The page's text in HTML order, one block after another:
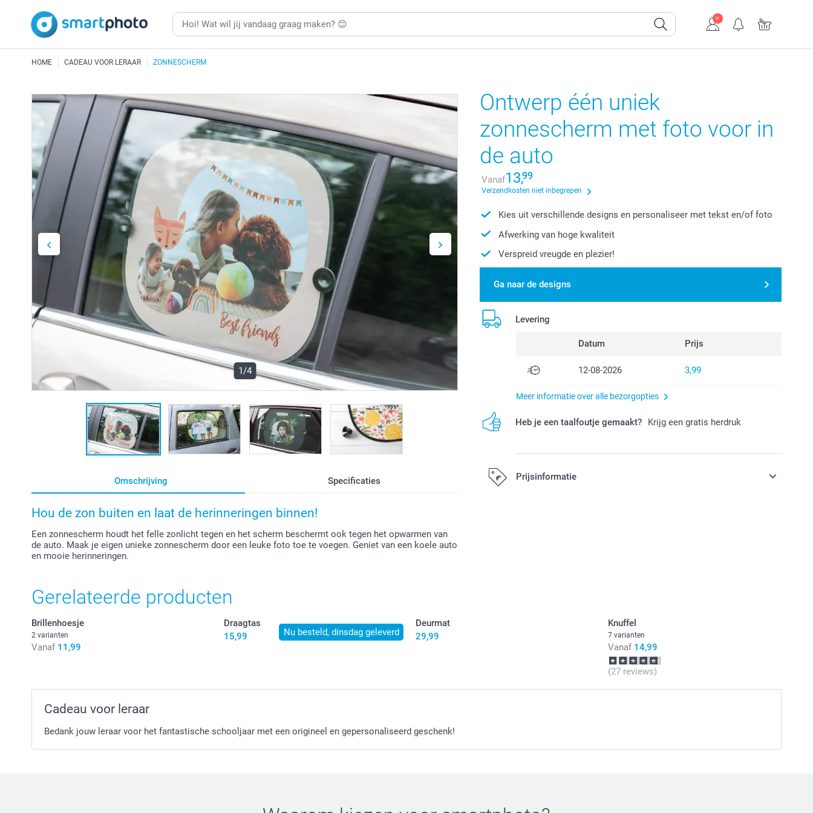
HOME CADEAU VOOR LERAAR ZONNESCHERM
1/4
Omschrijving Specificaties
Hou de zon buiten en laat de herinneringen binnen!
Een zonnescherm houdt het felle zonlicht tegen en het scherm beschermt ook tegen het opwarmen van
de auto. Maak je eigen unieke zonnescherm door een leuke foto toe te voegen. Geniet van een koele auto
en mooie herinneringen.
Ontwerp één uniek
zonnescherm met foto voor in
de auto
Vanaf13,99
Verzendkosten niet inbegrepen
Kies uit verschillende designs en personaliseer met tekst en/of foto
Afwerking van hoge kwaliteit
Verspreid vreugde en plezier!
Ga naar de designs
Levering
Datum Prijs
12-08-2026 3,99
Meer informatie over alle bezorgopties
Heb je een taalfoutje gemaakt? Krijg een gratis herdruk
Prijsinformatie
Gerelateerde producten
Brillenhoesje
2 varianten
Vanaf 11,99
Nu besteld, dinsdag geleverd
Draagtas
15,99
Deurmat
29,99
Knuffel
7 varianten
Vanaf 14,99
(27 reviews)
Cadeau voor leraar
Bedank jouw leraar voor het fantastische schooljaar met een origineel en gepersonaliseerd geschenk!